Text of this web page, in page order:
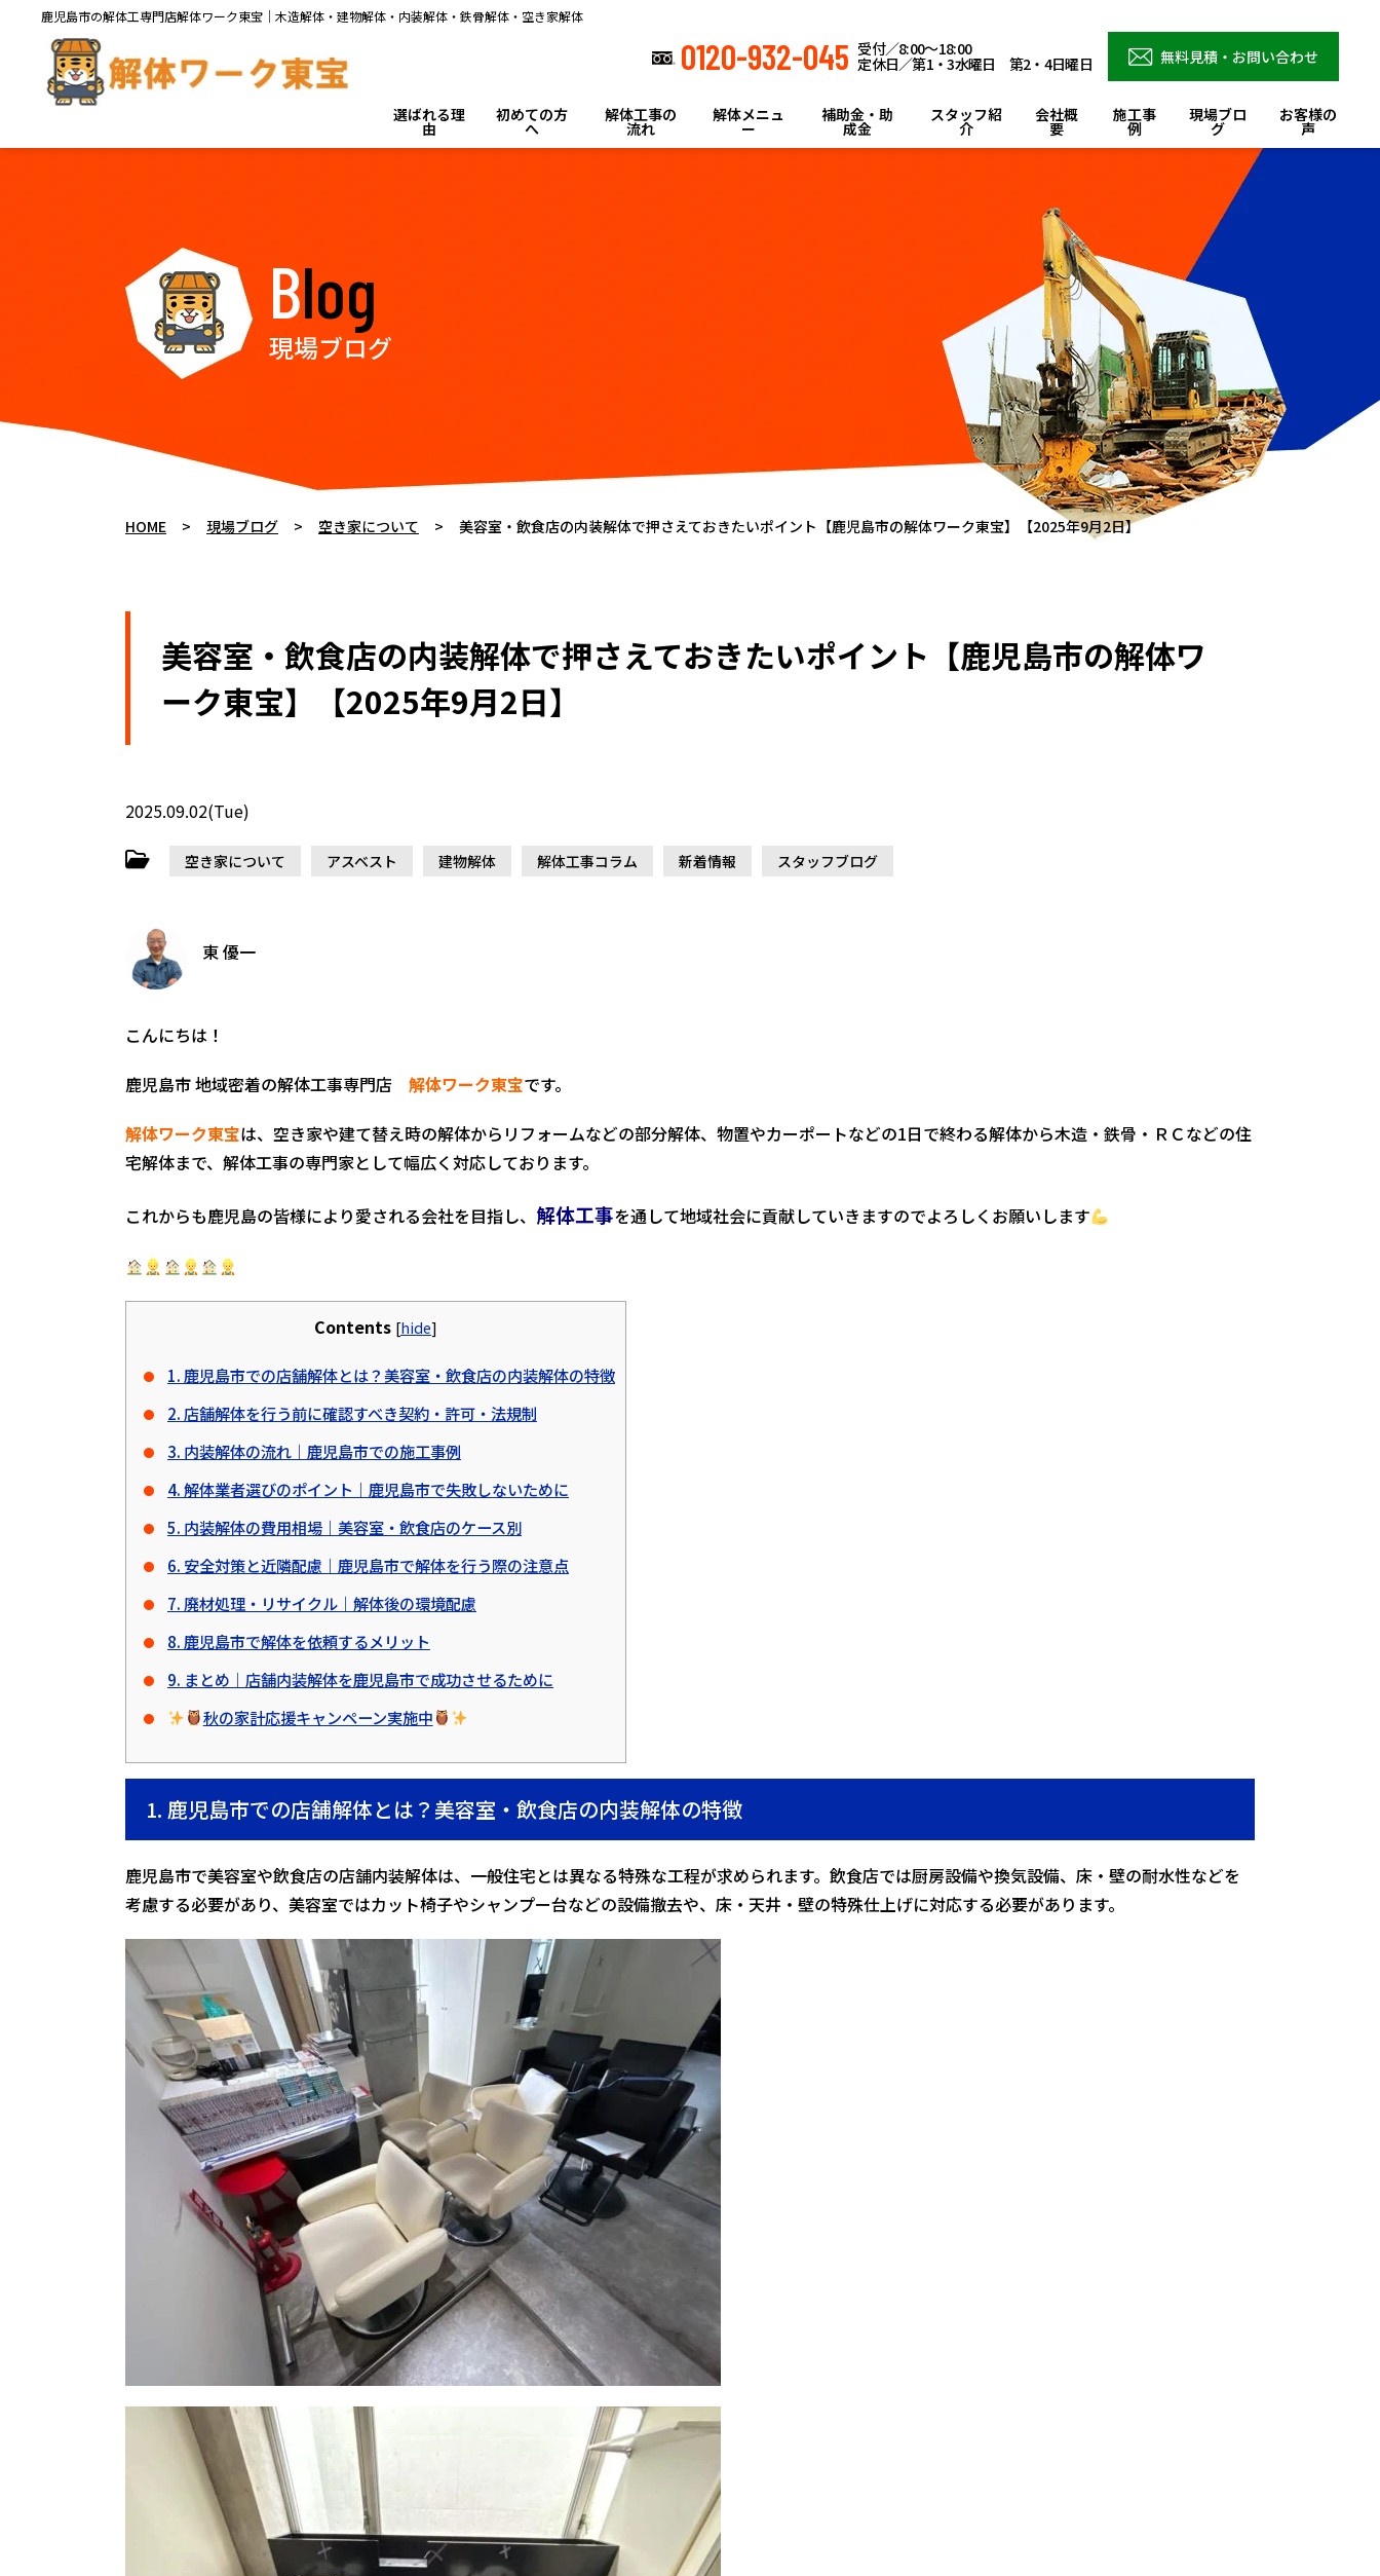
鹿児島市の解体工専門店解体ワーク東宝｜木造解体・建物解体・内装解体・鉄骨解体・空き家解体
0120-932-045 受付／8:00～18:00
定休日／第1・3水曜日 第2・4日曜日 無料見積・お問い合わせ
選ばれる理
由
初めての方
へ
解体工事の
流れ
解体メニュ
ー
補助金・助
成金
スタッフ紹
介
会社概
要
施工事
例
現場ブロ
グ
お客様の
声
Blog
現場ブログ
HOME > 現場ブログ > 空き家について > 美容室・飲食店の内装解体で押さえておきたいポイント【鹿児島市の解体ワーク東宝】【2025年9月2日】
美容室・飲食店の内装解体で押さえておきたいポイント【鹿児島市の解体ワ
ーク東宝】【2025年9月2日】
2025.09.02(Tue)
空き家について アスベスト 建物解体 解体工事コラム 新着情報 スタッフブログ
東 優一
こんにちは！
鹿児島市 地域密着の解体工事専門店 解体ワーク東宝です。
解体ワーク東宝は、空き家や建て替え時の解体からリフォームなどの部分解体、物置やカーポートなどの1日で終わる解体から木造・鉄骨・ＲＣなどの住
宅解体まで、解体工事の専門家として幅広く対応しております。
これからも鹿児島の皆様により愛される会社を目指し、 解体工事を通して地域社会に貢献していきますのでよろしくお願いします
Contents [hide]
1. 鹿児島市での店舗解体とは？美容室・飲食店の内装解体の特徴
2. 店舗解体を行う前に確認すべき契約・許可・法規制
3. 内装解体の流れ｜鹿児島市での施工事例
4. 解体業者選びのポイント｜鹿児島市で失敗しないために
5. 内装解体の費用相場｜美容室・飲食店のケース別
6. 安全対策と近隣配慮｜鹿児島市で解体を行う際の注意点
7. 廃材処理・リサイクル｜解体後の環境配慮
8. 鹿児島市で解体を依頼するメリット
9. まとめ｜店舗内装解体を鹿児島市で成功させるために
秋の家計応援キャンペーン実施中
1. 鹿児島市での店舗解体とは？美容室・飲食店の内装解体の特徴
鹿児島市で美容室や飲食店の店舗内装解体は、一般住宅とは異なる特殊な工程が求められます。飲食店では厨房設備や換気設備、床・壁の耐水性などを
考慮する必要があり、美容室ではカット椅子やシャンプー台などの設備撤去や、床・天井・壁の特殊仕上げに対応する必要があります。